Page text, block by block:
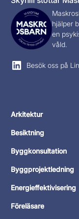
hjälper
en
våld.
Besök oss på
Arkitektur
Besiktning
Byggkonsultation
Byggprojektledning
Energieffektivisering
Föreläsare